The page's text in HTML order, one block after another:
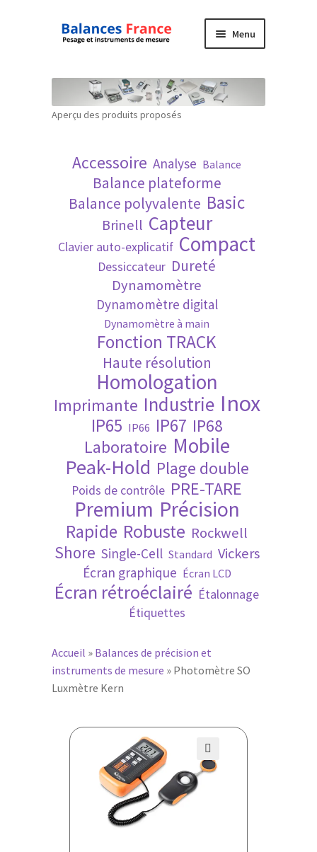
Aller
navigation
Aller
Menu
Mon compte
Politique de confidentialité
Politique en matière de remboursements et
Recherche avancée
Technique
Validation de la commande
Aperçu des produits proposés
Accessoire Analyse Balance
Balance plateforme
Balance polyvalente Basic
Brinell Capteur
Clavier auto-explicatif Compact
Dessiccateur Dureté
Dynamomètre
Dynamomètre digital
Dynamomètre à main
Fonction TRACK
Haute résolution
Homologation
Imprimante Industrie Inox
IP65 IP66 IP67 IP68
Laboratoire Mobile
Peak-Hold Plage double
Poids de contrôle PRE-TARE
Premium Précision
Rapide Robuste Rockwell
Shore Single-Cell Standard Vickers
Écran graphique Écran LCD
Écran rétroéclairé Étalonnage
Étiquettes
Accueil » Balances de précision et
instruments de mesure » Photomètre SO
Luxmètre Kern
🔍